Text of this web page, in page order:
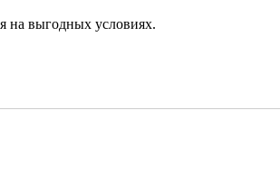
на выгодных условиях.